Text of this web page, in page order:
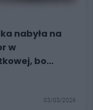
nabyła na
w
bo…
03/03/2026